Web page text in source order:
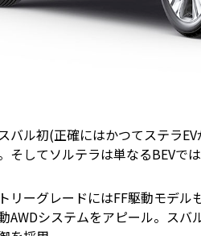
バル初(正確にはかつてステラ
そしてソルテラは単なるBEVで
リーグレードにはFF駆動モデ
AWDシステムをアピール。ス